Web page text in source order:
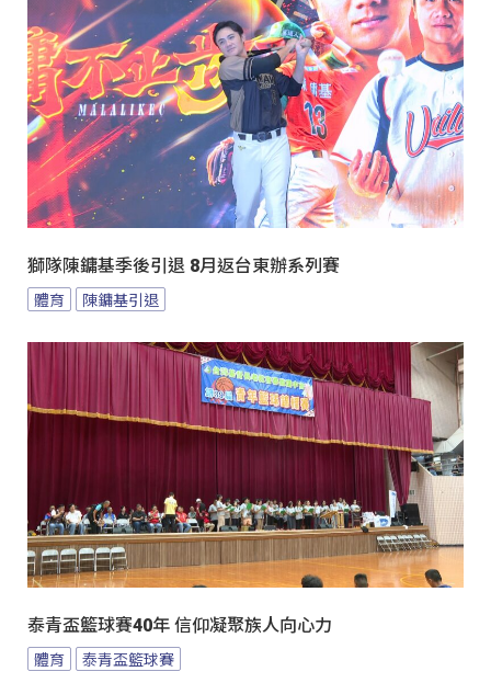
獅隊陳鏞基季後引退 8月返台東辦系列賽
體育 陳鏞基引退
泰青盃籃球賽40年 信仰凝聚族人向心力
體育 泰青盃籃球賽